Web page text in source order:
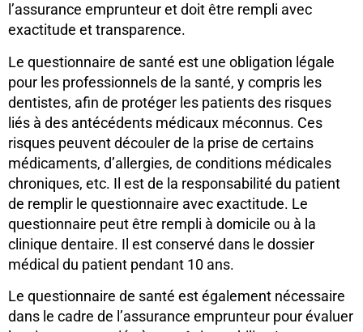
l’assurance emprunteur et doit être rempli avec
exactitude et transparence.
Le questionnaire de santé est une obligation légale
pour les professionnels de la santé, y compris les
dentistes, afin de protéger les patients des risques
liés à des antécédents médicaux méconnus. Ces
risques peuvent découler de la prise de certains
médicaments, d’allergies, de conditions médicales
chroniques, etc. Il est de la responsabilité du patient
de remplir le questionnaire avec exactitude. Le
questionnaire peut être rempli à domicile ou à la
clinique dentaire. Il est conservé dans le dossier
médical du patient pendant 10 ans.
Le questionnaire de santé est également nécessaire
dans le cadre de l’assurance emprunteur pour évaluer